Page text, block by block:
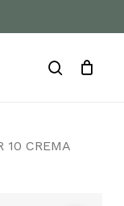
search
Close
10 CREMA